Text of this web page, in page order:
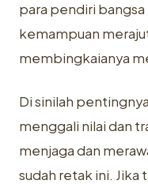
para pendiri
kemampuan
membingkaianya
Di sinilah
menggali nilai dan
menjaga dan
sudah retak ini. Jika